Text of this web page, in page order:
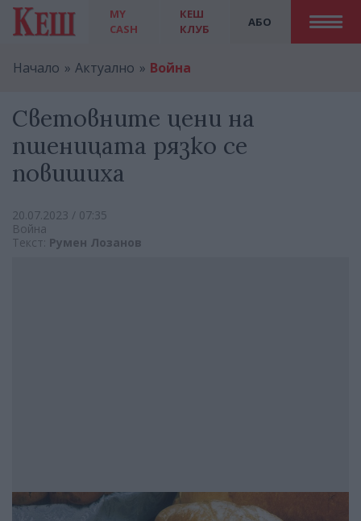
MY
CASH
АБО
КЕШ
КЛУБ
Начало Актуално Война
Световните цени на
пшеницата рязко се
повишиха
20.07.2023 / 07:35
Война
Текст: Румен Лозанов